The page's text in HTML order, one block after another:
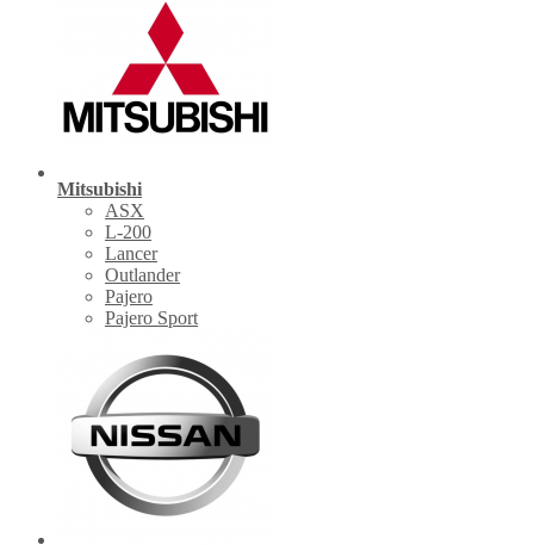
Mitsubishi
ASX
L-200
Lancer
Outlander
Pajero
Pajero Sport